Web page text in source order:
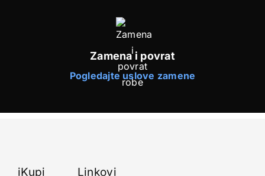
Zamena i povrat
Pogledajte uslove zamene
iKupi Linkovi